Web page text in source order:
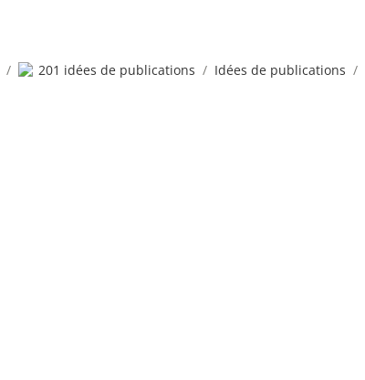
/ 201 idées de publications / Idées de publications /